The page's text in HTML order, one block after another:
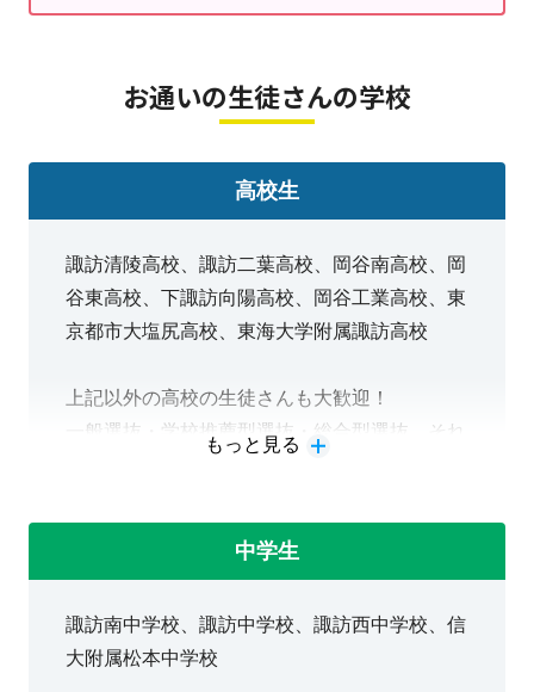
お通いの生徒さんの学校
高校生
諏訪清陵高校、諏訪二葉高校、岡谷南高校、岡
谷東高校、下諏訪向陽高校、岡谷工業高校、東
京都市大塩尻高校、東海大学附属諏訪高校
上記以外の高校の生徒さんも大歓迎！
一般選抜・学校推薦型選抜・総合型選抜、それ
もっと見る
中学生
諏訪南中学校、諏訪中学校、諏訪西中学校、信
大附属松本中学校